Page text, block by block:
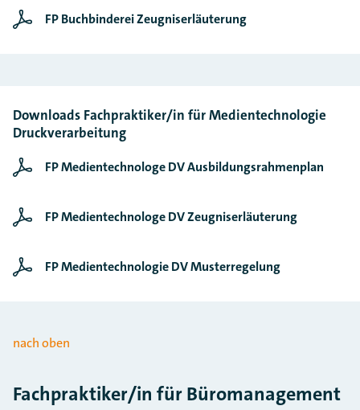
FP Buchbinderei Zeugniserläuterung
Downloads Fachpraktiker/in für Medientechnologie
Druckverarbeitung
FP Medientechnologe DV Ausbildungsrahmenplan
FP Medientechnologe DV Zeugniserläuterung
FP Medientechnologie DV Musterregelung
nach oben
Fachpraktiker/in für Büromanagement